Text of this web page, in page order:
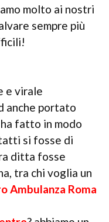
molto ai nostri
sempre più
e virale
anche portato
fatto in modo
si fosse di
ditta fosse
tra chi voglia un
Ambulanza Roma